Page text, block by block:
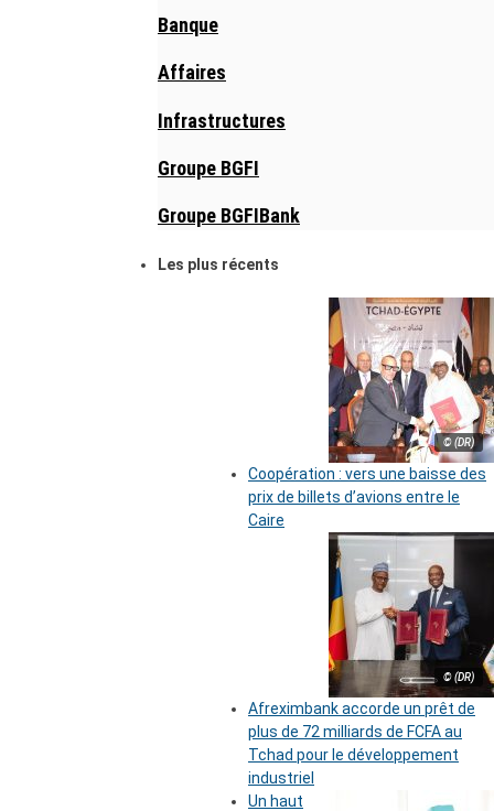
Banque
Affaires
Infrastructures
Groupe BGFI
Groupe BGFIBank
Les plus récents
© (DR)
Coopération : vers une baisse des
prix de billets d’avions entre le
Caire
© (DR)
Afreximbank accorde un prêt de
plus de 72 milliards de FCFA au
Tchad pour le développement
industriel
Un haut